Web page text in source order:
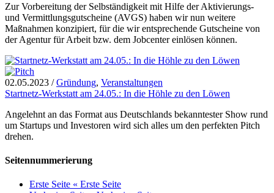
Zur Vorbereitung der Selbständigkeit mit Hilfe der Aktivierungs-
und Vermittlungsgutscheine (AVGS) haben wir nun weitere
Maßnahmen konzipiert, für die wir entsprechende Gutscheine von
der Agentur für Arbeit bzw. dem Jobcenter einlösen können.
02.05.2023 /Gründung, Veranstaltungen
Startnetz-Werkstatt am 24.05.: In die Höhle zu den Löwen
Angelehnt an das Format aus Deutschlands bekanntester Show rund
um Startups und Investoren wird sich alles um den perfekten Pitch
drehen.
Seitennummerierung
Erste Seite « Erste Seite